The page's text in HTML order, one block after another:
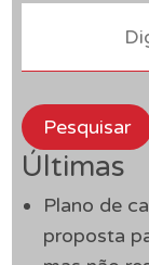
Pesquisar
Últimas
Plano de
proposta